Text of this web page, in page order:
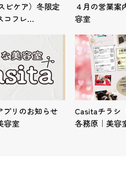
ピケア）冬限定
コフレ…
４月の営業案
容室
リのお知らせ
容室
Casitaチラシ
各務原｜美容